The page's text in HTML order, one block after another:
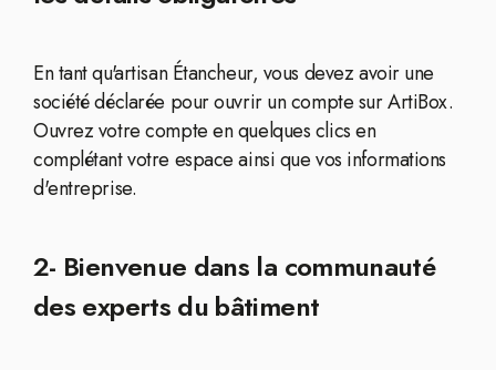
En tant qu'artisan Étancheur, vous devez avoir une
société déclarée pour ouvrir un compte sur ArtiBox.
Ouvrez votre compte en quelques clics en
complétant votre espace ainsi que vos informations
d'entreprise.
2- Bienvenue dans la communauté
des experts du bâtiment